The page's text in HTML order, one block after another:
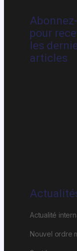
pour
les
articles
Actualité
Nouvel ordre